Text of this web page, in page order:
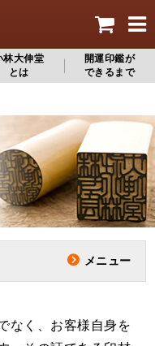
林大伸堂
とは
開運印鑑が
できるまで
メニュー
なく、お客様自身を